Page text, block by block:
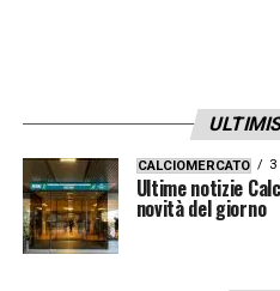
23′ Occasione per il
da Kessié ma il
controllare la sfera da
CALCIOMERCATO 3
Ultime notizie
novità del giorno